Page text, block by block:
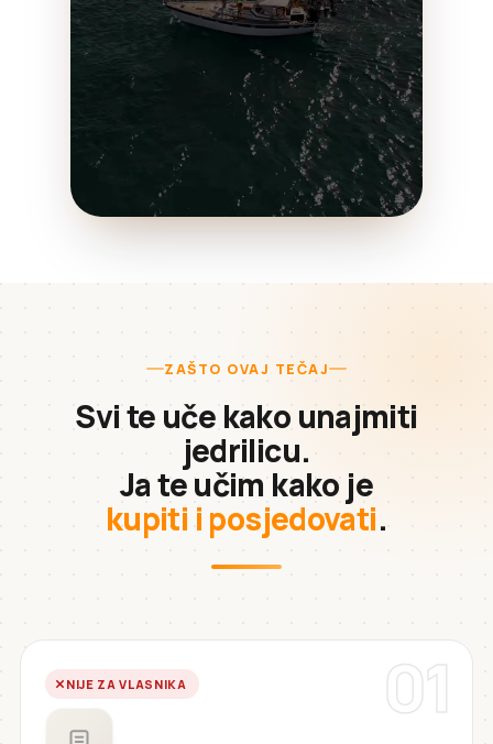
ZAŠTO OVAJ TEČAJ
Svi te uče kako unajmiti
jedrilicu.
Ja te učim kako je
kupiti i posjedovati.
01
NIJE ZA VLASNIKA